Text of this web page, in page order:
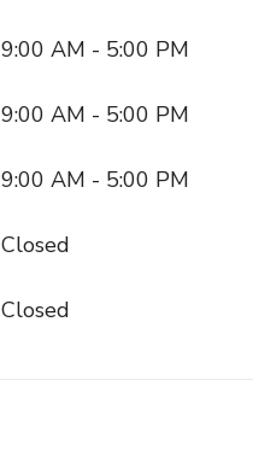
9:00 AM - 5:00 PM
9:00 AM - 5:00 PM
9:00 AM - 5:00 PM
Closed
Closed